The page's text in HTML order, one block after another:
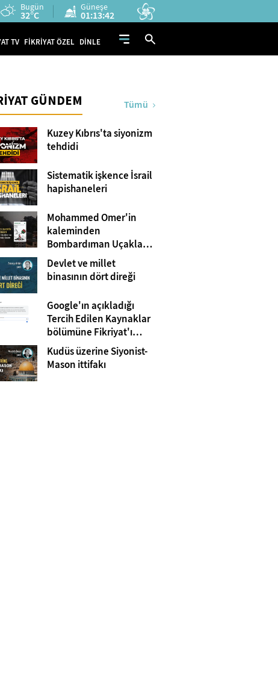
Bugün
32°C
Güneşe
01:13:41
TV FİKRİYAT ÖZEL DİNLE
GÜNDEM Tümü
Kuzey Kıbrıs'ta siyonizm
tehdidi
Sistematik işkence İsrail
hapishaneleri
Mohammed Omer'in
kaleminden
Bombardıman Uçakları
ve Tanklar Arasında
Gazze
Devlet ve millet
binasının dört direği
Google'ın açıkladığı
Tercih Edilen Kaynaklar
bölümüne Fikriyat'ı
eklemeyi unutmayın!
Kudüs üzerine Siyonist-
Mason ittifakı